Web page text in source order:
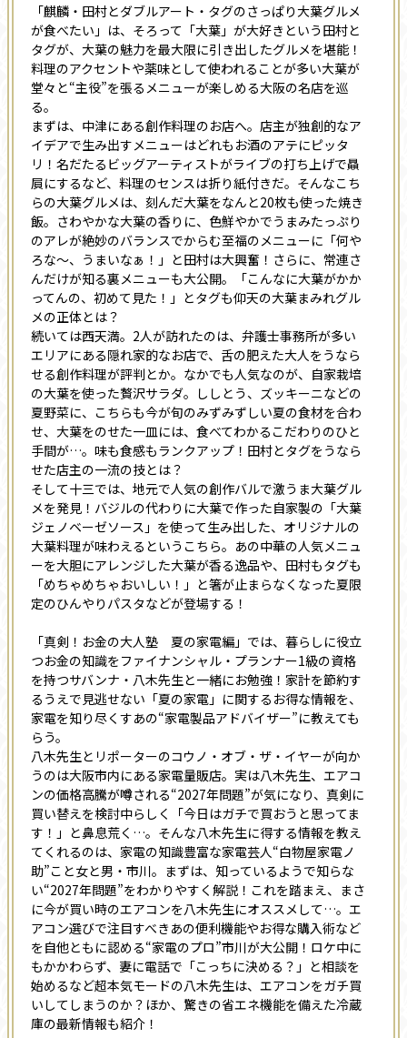
「麒麟・田村とダブルアート・タグのさっぱり大葉グルメ
が食べたい」は、そろって「大葉」が大好きという田村と
タグが、大葉の魅力を最大限に引き出したグルメを堪能！
料理のアクセントや薬味として使われることが多い大葉が
堂々と“主役”を張るメニューが楽しめる大阪の名店を巡
る。
まずは、中津にある創作料理のお店へ。店主が独創的なア
イデアで生み出すメニューはどれもお酒のアテにピッタ
リ！名だたるビッグアーティストがライブの打ち上げで贔
屓にするなど、料理のセンスは折り紙付きだ。そんなこち
らの大葉グルメは、刻んだ大葉をなんと20枚も使った焼き
飯。さわやかな大葉の香りに、色鮮やかでうまみたっぷり
のアレが絶妙のバランスでからむ至福のメニューに「何や
ろな～、うまいなぁ！」と田村は大興奮！さらに、常連さ
んだけが知る裏メニューも大公開。「こんなに大葉がかか
ってんの、初めて見た！」とタグも仰天の大葉まみれグル
メの正体とは？
続いては西天満。2人が訪れたのは、弁護士事務所が多い
エリアにある隠れ家的なお店で、舌の肥えた大人をうなら
せる創作料理が評判とか。なかでも人気なのが、自家栽培
の大葉を使った贅沢サラダ。ししとう、ズッキーニなどの
夏野菜に、こちらも今が旬のみずみずしい夏の食材を合わ
せ、大葉をのせた一皿には、食べてわかるこだわりのひと
手間が…。味も食感もランクアップ！田村とタグをうなら
せた店主の一流の技とは？
そして十三では、地元で人気の創作バルで激うま大葉グル
メを発見！バジルの代わりに大葉で作った自家製の「大葉
ジェノベーゼソース」を使って生み出した、オリジナルの
大葉料理が味わえるというこちら。あの中華の人気メニュ
ーを大胆にアレンジした大葉が香る逸品や、田村もタグも
「めちゃめちゃおいしい！」と箸が止まらなくなった夏限
定のひんやりパスタなどが登場する！
「真剣！お金の大人塾 夏の家電編」では、暮らしに役立
つお金の知識をファイナンシャル・プランナー1級の資格
を持つサバンナ・八木先生と一緒にお勉強！家計を節約す
るうえで見逃せない「夏の家電」に関するお得な情報を、
家電を知り尽くすあの“家電製品アドバイザー”に教えても
らう。
八木先生とリポーターのコウノ・オブ・ザ・イヤーが向か
うのは大阪市内にある家電量販店。実は八木先生、エアコ
ンの価格高騰が噂される“2027年問題”が気になり、真剣に
買い替えを検討中らしく「今日はガチで買おうと思ってま
す！」と鼻息荒く…。そんな八木先生に得する情報を教え
てくれるのは、家電の知識豊富な家電芸人“白物屋家電ノ
助”こと女と男・市川。まずは、知っているようで知らな
い“2027年問題”をわかりやすく解説！これを踏まえ、まさ
に今が買い時のエアコンを八木先生にオススメして…。エ
アコン選びで注目すべきあの便利機能やお得な購入術など
を自他ともに認める“家電のプロ”市川が大公開！ロケ中に
もかかわらず、妻に電話で「こっちに決める？」と相談を
始めるなど超本気モードの八木先生は、エアコンをガチ買
いしてしまうのか？ほか、驚きの省エネ機能を備えた冷蔵
庫の最新情報も紹介！